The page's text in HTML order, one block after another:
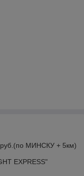
руб.(по МИНСКУ + 5км)
EXPRESS"